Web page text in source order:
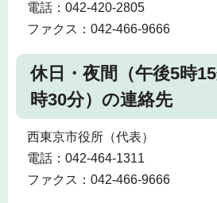
電話：042-420-2805
ファクス：042-466-9666
休日・夜間（午後5時
時30分）の連絡先
西東京市役所（代表）
電話：042-464-1311
ファクス：042-466-9666